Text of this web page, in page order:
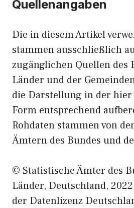
Quellenangaben
Die in diesem Artikel
stammen ausschließlich
zugänglichen Quellen des
Länder und der
die Darstellung in der hier
Form entsprechend
Rohdaten stammen von
Ämtern des Bundes und
© Statistische Ämter des
Länder, Deutschland,
der Datenlizenz